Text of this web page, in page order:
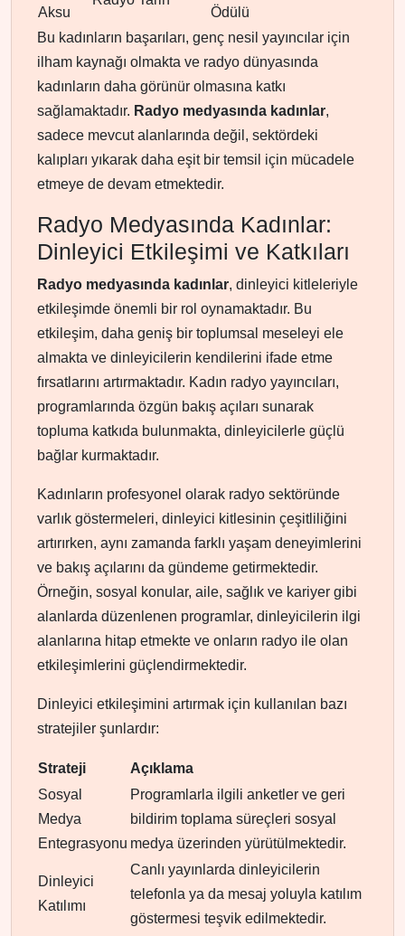
Aksu
Ödülü
Bu kadınların başarıları, genç nesil yayıncılar için
ilham kaynağı olmakta ve radyo dünyasında
kadınların daha görünür olmasına katkı
sağlamaktadır. Radyo medyasında kadınlar,
sadece mevcut alanlarında değil, sektördeki
kalıpları yıkarak daha eşit bir temsil için mücadele
etmeye de devam etmektedir.
Radyo Medyasında Kadınlar:
Dinleyici Etkileşimi ve Katkıları
Radyo medyasında kadınlar, dinleyici kitleleriyle
etkileşimde önemli bir rol oynamaktadır. Bu
etkileşim, daha geniş bir toplumsal meseleyi ele
almakta ve dinleyicilerin kendilerini ifade etme
fırsatlarını artırmaktadır. Kadın radyo yayıncıları,
programlarında özgün bakış açıları sunarak
topluma katkıda bulunmakta, dinleyicilerle güçlü
bağlar kurmaktadır.
Kadınların profesyonel olarak radyo sektöründe
varlık göstermeleri, dinleyici kitlesinin çeşitliliğini
artırırken, aynı zamanda farklı yaşam deneyimlerini
ve bakış açılarını da gündeme getirmektedir.
Örneğin, sosyal konular, aile, sağlık ve kariyer gibi
alanlarda düzenlenen programlar, dinleyicilerin ilgi
alanlarına hitap etmekte ve onların radyo ile olan
etkileşimlerini güçlendirmektedir.
Dinleyici etkileşimini artırmak için kullanılan bazı
stratejiler şunlardır:
Strateji
Açıklama
Sosyal
Medya
Entegrasyonu
Programlarla ilgili anketler ve geri
bildirim toplama süreçleri sosyal
medya üzerinden yürütülmektedir.
Dinleyici
Katılımı
Canlı yayınlarda dinleyicilerin
telefonla ya da mesaj yoluyla katılım
göstermesi teşvik edilmektedir.